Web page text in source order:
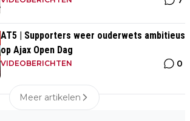
AT5 | Supporters weer ouderwets ambitieus
op Ajax Open Dag
VIDEOBERICHTEN 0
Meer artikelen